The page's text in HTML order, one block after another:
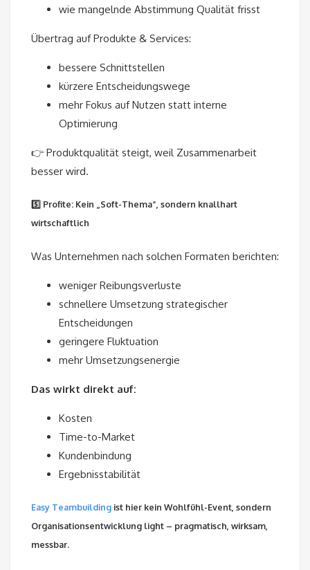
wie mangelnde Abstimmung Qualität frisst
Übertrag auf Produkte & Services:
bessere Schnittstellen
kürzere Entscheidungswege
mehr Fokus auf Nutzen statt interne
Optimierung
👉 Produktqualität steigt, weil Zusammenarbeit
besser wird.
5️⃣ Profite: Kein „Soft-Thema“, sondern knallhart
wirtschaftlich
Was Unternehmen nach solchen Formaten berichten:
weniger Reibungsverluste
schnellere Umsetzung strategischer
Entscheidungen
geringere Fluktuation
mehr Umsetzungsenergie
Das wirkt direkt auf:
Kosten
Time-to-Market
Kundenbindung
Ergebnisstabilität
Easy Teambuilding ist hier kein Wohlfühl-Event, sondern
Organisationsentwicklung light – pragmatisch, wirksam,
messbar.